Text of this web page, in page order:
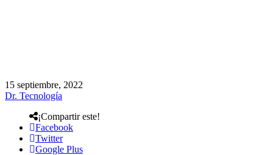
15 septiembre, 2022
Dr. Tecnología
¡Compartir este!
Facebook
Twitter
Google Plus